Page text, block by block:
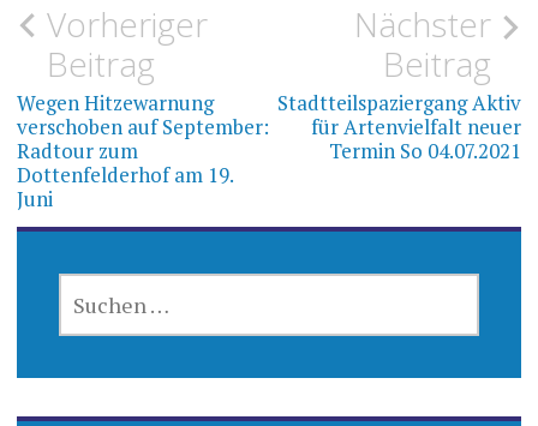
Beitragsnavigation
Vorheriger
Beitrag
Wegen Hitzewarnung
verschoben auf September:
Radtour zum
Dottenfelderhof am 19.
Juni
Nächster
Beitrag
Stadtteilspaziergang Aktiv
für Artenvielfalt neuer
Termin So 04.07.2021
NACH: